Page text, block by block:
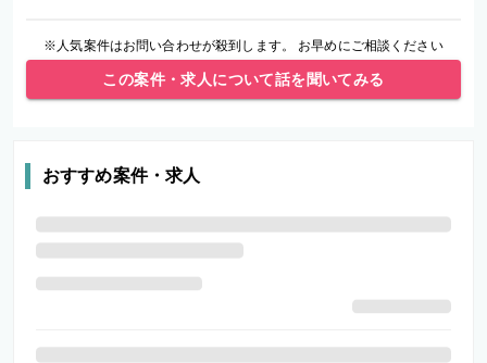
※人気案件はお問い合わせが殺到します。 お早めにご相談ください
この案件・求人について話を聞いてみる
おすすめ案件・求人